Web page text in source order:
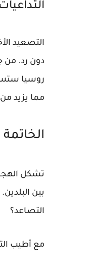
التصعيد
دون رد. من
روسيا
مما يزيد
الخاتمة
تشكل
بين
التصاعد؟
مع أطيب